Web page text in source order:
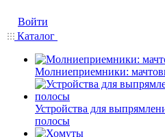
Войти
Каталог
Молниеприемники:
Устройства для
полосы